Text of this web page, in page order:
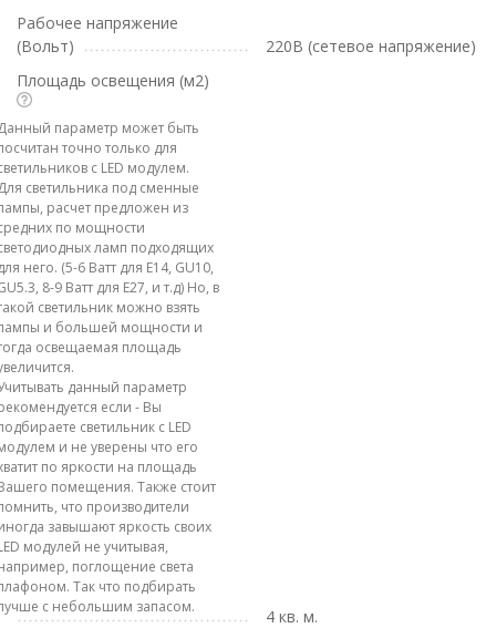
Рабочее напряжение
(Вольт)
220В (сетевое напряжение)
Площадь освещения (м2)
параметр может быть
точно только для
с LED модулем.
светильника под сменные
расчет предложен из
по мощности
ламп подходящих
него. (5-6 Ватт для E14, GU10,
8-9 Ватт для E27, и т.д) Но, в
светильник можно взять
и большей мощности и
освещаемая площадь
данный параметр
если - Вы
светильник с LED
и не уверены что его
по яркости на площадь
помещения. Также стоит
что производители
завышают яркость своих
модулей не учитывая,
поглощение света
Так что подбирать
с небольшим запасом.
4 кв. м.